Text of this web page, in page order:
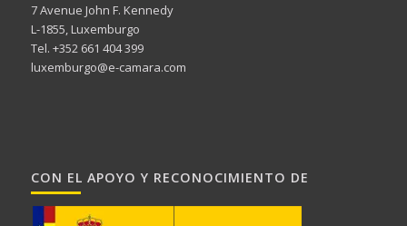
7 Avenue John F. Kennedy
L-1855, Luxemburgo
Tel. +352 661 404 399
luxemburgo@e-camara.com
CON EL APOYO Y RECONOCIMIENTO DE